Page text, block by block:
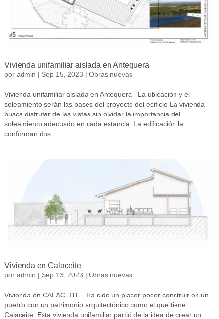
Vivienda unifamiliar aislada en Antequera
por admin | Sep 15, 2023 | Obras nuevas
Vivienda unifamiliar aislada en Antequera La ubicación y el
soleamiento serán las bases del proyecto del edificio La vivienda
busca disfrutar de las vistas sin olvidar la importancia del
soleamiento adecuado en cada estancia. La edificación la
conforman dos...
Vivienda en Calaceite
por admin | Sep 13, 2023 | Obras nuevas
Vivienda en CALACEITE Ha sido un placer poder construir en un
pueblo con un patrimonio arquitectónico como el que tiene
Calaceite. Esta vivienda unifamiliar partió de la idea de crear un